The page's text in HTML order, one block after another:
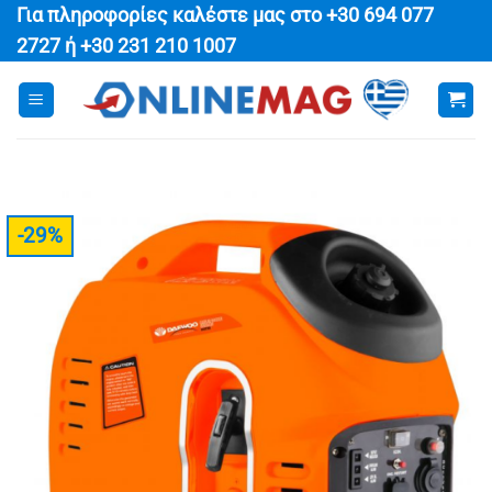
Μετάβαση
στο
περιεχόμενο
Για πληροφορίες καλέστε μας στο +30 694 077
2727 ή +30 231 210 1007
-29%